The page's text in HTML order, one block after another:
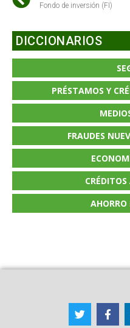
Fondo de inversión (FI)
DICCIONARIOS
PRÉSTAMOS Y
FRAUDES
AHORRO